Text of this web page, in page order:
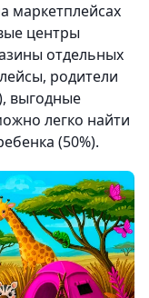
маркетплейсах
центры
отдельных
родители
выгодные
легко найти
(50%).